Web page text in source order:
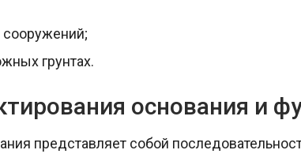
грунтах.
основания и
представляет собой